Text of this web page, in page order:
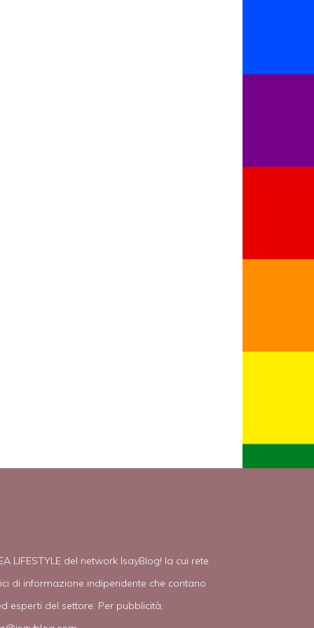
LIFESTYLE del network IsayBlog! la cui rete
di informazione indipendente che contano
esperti del settore. Per pubblicità,